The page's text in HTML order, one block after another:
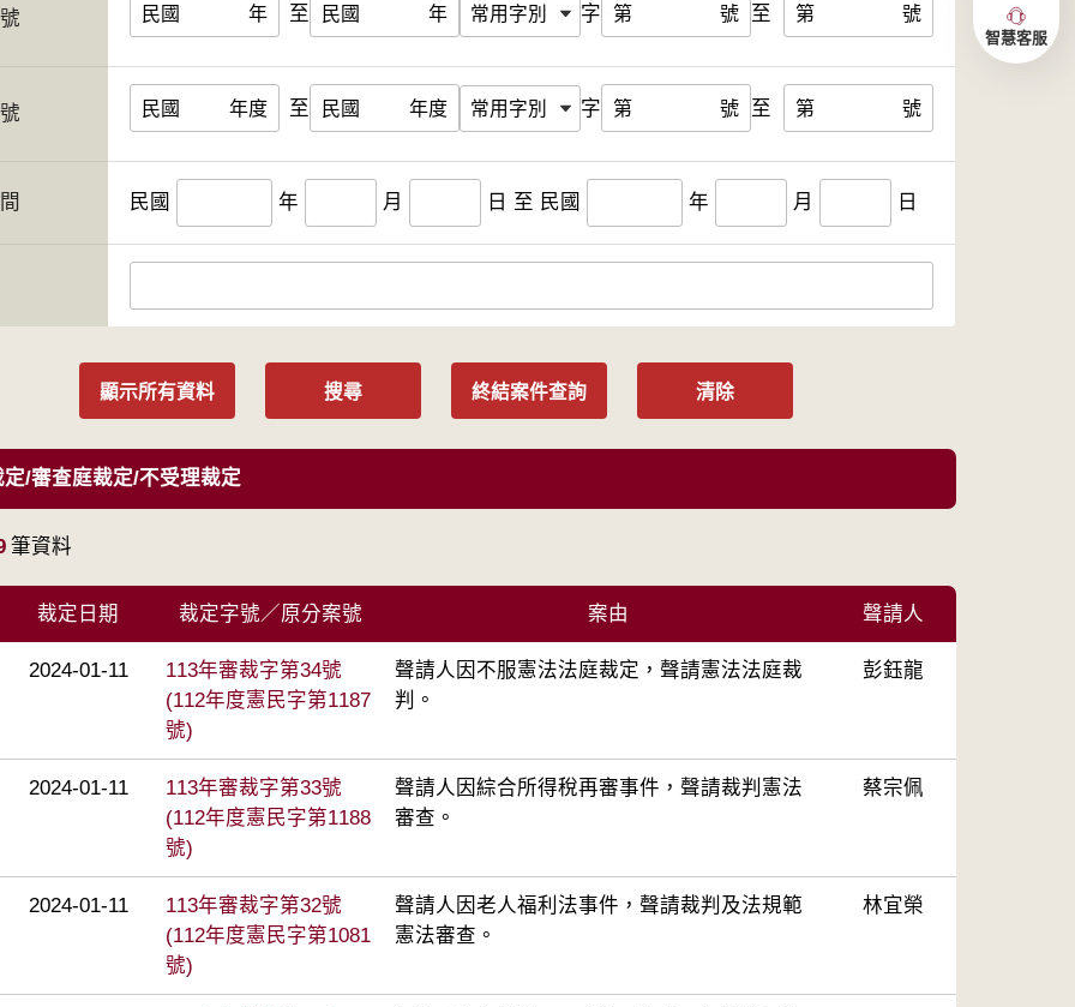
民國 年 至 民國 年 字 第 號 至 第 號
民國 年度 至 民國 年度 字 第 號 至 第 號
民國 年 月 日 至 民國 年 月 日
顯示所有資料 搜尋 終結案件查詢 清除
定/審查庭裁定/不受理裁定
筆資料
裁定日期 裁定字號／原分案號 案由 聲請人
2024-01-11
113年審裁字第34號
(112年度憲民字第1187
號)
聲請人因不服憲法法庭裁定，聲請憲法法庭裁
判。
彭鈺龍
2024-01-11
113年審裁字第33號
(112年度憲民字第1188
號)
聲請人因綜合所得稅再審事件，聲請裁判憲法
審查。
蔡宗佩
2024-01-11
113年審裁字第32號
(112年度憲民字第1081
號)
聲請人因老人福利法事件，聲請裁判及法規範
憲法審查。
林宜榮
智慧客服